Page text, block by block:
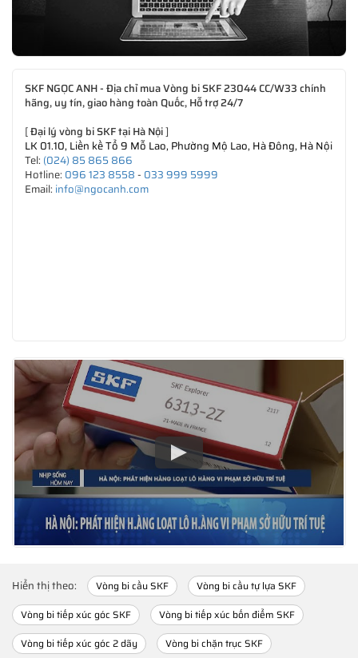
SKF NGỌC ANH - Địa chỉ mua Vòng bi SKF 23044 CC/W33 chính
hãng, uy tín, giao hàng toàn Quốc, Hỗ trợ 24/7
[Đại lý vòng bi SKF tại Hà Nội]
LK 01.10, Liền kề Tổ 9 Mỗ Lao, Phường Mộ Lao, Hà Đông, Hà Nội
Tel: (024) 85 865 866
Hotline: 096 123 8558- 033 999 5999
Email: info@ngocanh.com
Hiển thị theo: Vòng bi cầu SKF
Vòng bi cầu tự lựa SKF
Vòng bi tiếp xúc góc SKF
Vòng bi tiếp xúc bốn điểm SKF
Vòng bi tiếp xúc góc 2 dãy
Vòng bi chặn trục SKF